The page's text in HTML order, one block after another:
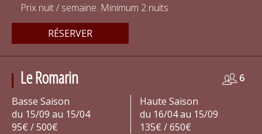
Prix nuit / semaine. Minimum 2 nuits
RÉSERVER
Le Romarin
6
Basse Saison
du 15/09 au 15/04
95€ / 500€
Haute Saison
du 16/04 au 15/09
135€ / 650€